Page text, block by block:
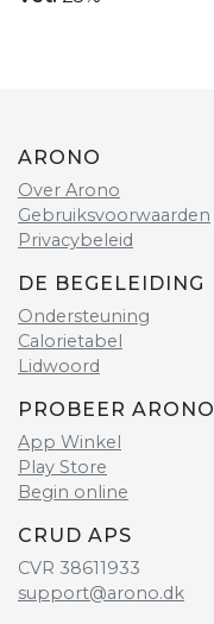
ARONO
Over Arono
Gebruiksvoorwaarden
Privacybeleid
DE BEGELEIDING
Ondersteuning
Calorietabel
Lidwoord
PROBEER ARONO
App Winkel
Play Store
Begin online
CRUD APS
CVR 38611933
support@arono.dk